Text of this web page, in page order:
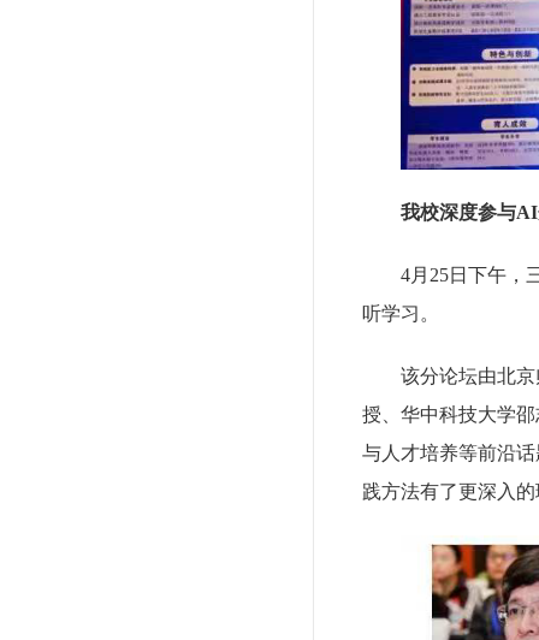
我校深度参与
4月25日下午，
听学习。
该分论坛由北
授、华中科技大学
与人才培养等前沿
践方法有了更深入